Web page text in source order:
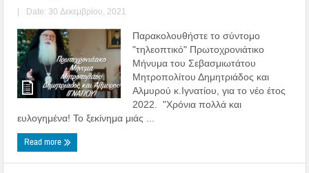
| Date: 30 Δεκεμβρίου, 2021
Παρακολουθήστε το σύντομο
"τηλεοπτικό" Πρωτοχρονιάτικο
Μήνυμα του Σεβασμιωτάτου
Μητροπολίτου Δημητριάδος και
Αλμυρού κ.Ιγνατίου, για το νέο έτος
2022. "Χρόνια πολλά και
ευλογημένα! Το ξεκίνημα μιάς ...
Read more